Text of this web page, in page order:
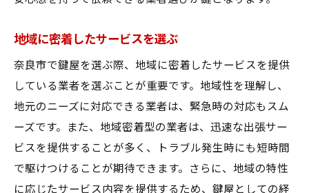
地域に密着したサービスを選ぶ
奈良市で鍵屋を選ぶ際、地域に密着したサービスを提供
している業者を選ぶことが重要です。地域性を理解し、
地元のニーズに対応できる業者は、緊急時の対応もスム
ーズです。また、地域密着型の業者は、迅速な出張サー
ビスを提供することが多く、トラブル発生時にも短時間
で駆けつけることが期待できます。さらに、地域の特性
に応じたサービス内容を提供するため、鍵屋としての経